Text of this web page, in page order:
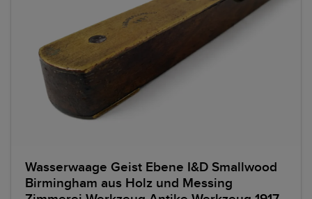
Wasserwaage Geist Ebene I&D Smallwood
Birmingham aus Holz und Messing